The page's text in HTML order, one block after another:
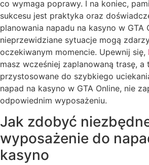
co wymaga poprawy. I na koniec,
sukcesu jest praktyka oraz
planowania napadu na kasyno w GTA
nieprzewidziane sytuacje mogą
oczekiwanym momencie. Upewnij się,
masz wcześniej zaplanowaną trasę,
przystosowane do szybkiego
napad na kasyno w GTA Online, nie
odpowiednim wyposażeniu.
Jak zdobyć
wyposażenie do
kasyno